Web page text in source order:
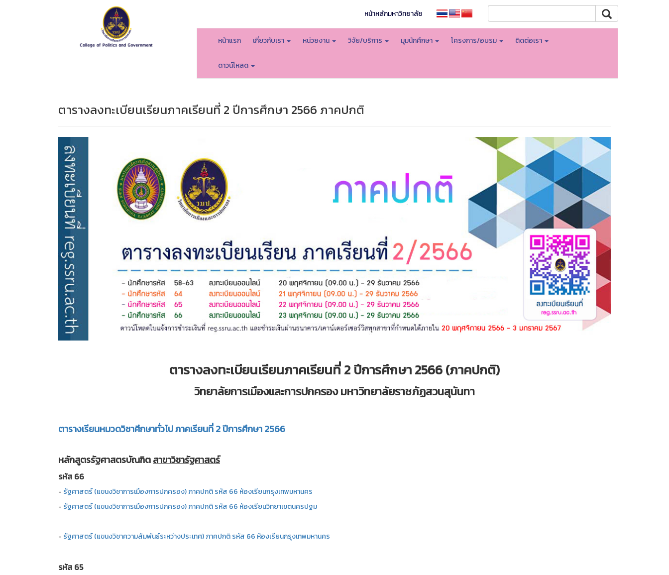
หน้าหลักมหาวิทยาลัย
หน้าแรก เกี่ยวกับเรา หน่วยงาน วิจัย/บริการ มุมนักศึกษา โครงการ/อบรม ติดต่อเรา
ดาวน์โหลด
ตารางลงทะเบียนเรียนภาคเรียนที่ 2 ปีการศึกษา 2566 ภาคปกติ
ตารางลงทะเบียนเรียนภาคเรียนที่ 2 ปีการศึกษา 2566 (ภาคปกติ)
วิทยาลัยการเมืองและการปกครอง มหาวิทยาลัยราชภัฏสวนสุนันทา
ตารางเรียนหมวดวิชาศึกษาทั่วไป ภาคเรียนที่ 2 ปีการศึกษา 2566
หลักสูตรรัฐศาสตรบัณฑิตสาขาวิชารัฐศาสตร์
รหัส 66
- รัฐศาสตร์ (แขนงวิชาการเมืองการปกครอง) ภาคปกติ รหัส 66 ห้องเรียนกรุงเทพมหานคร
- รัฐศาสตร์ (แขนงวิชาการเมืองการปกครอง) ภาคปกติ รหัส 66 ห้องเรียนวิทยาเขตนครปฐม
- รัฐศาสตร์ (แขนงวิชาความสัมพันธ์ระหว่างประเทศ) ภาคปกติ รหัส 66 ห้องเรียนกรุงเทพมหานคร
รหัส 65